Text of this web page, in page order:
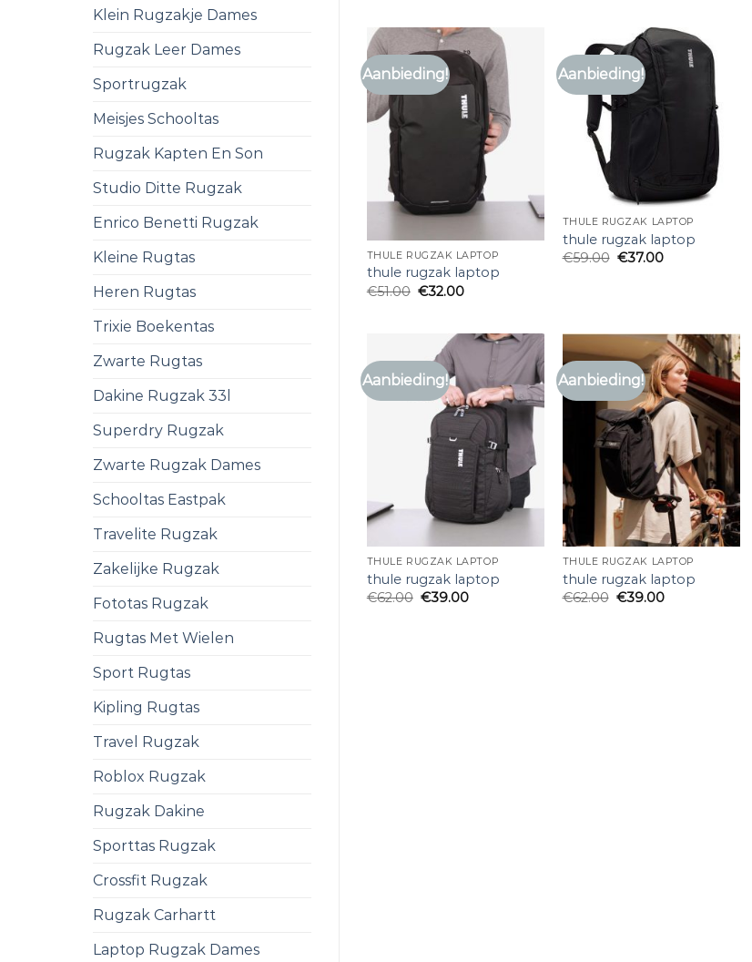
Klein Rugzakje Dames
Rugzak Leer Dames
Sportrugzak
Meisjes Schooltas
Rugzak Kapten En Son
Studio Ditte Rugzak
Enrico Benetti Rugzak
Kleine Rugtas
Heren Rugtas
Trixie Boekentas
Zwarte Rugtas
Dakine Rugzak 33l
Superdry Rugzak
Zwarte Rugzak Dames
Schooltas Eastpak
Travelite Rugzak
Zakelijke Rugzak
Fototas Rugzak
Rugtas Met Wielen
Sport Rugtas
Kipling Rugtas
Travel Rugzak
Roblox Rugzak
Rugzak Dakine
Sporttas Rugzak
Crossfit Rugzak
Rugzak Carhartt
Laptop Rugzak Dames
Aanbieding!
THULE RUGZAK LAPTOP
thule rugzak laptop
€51.00 €32.00
Aanbieding!
THULE RUGZAK LAPTOP
thule rugzak laptop
€59.00 €37.00
Aanbieding!
THULE RUGZAK LAPTOP
thule rugzak laptop
€62.00 €39.00
Aanbieding!
THULE RUGZAK LAPTOP
thule rugzak laptop
€62.00 €39.00